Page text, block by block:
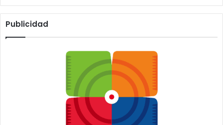
Publicidad